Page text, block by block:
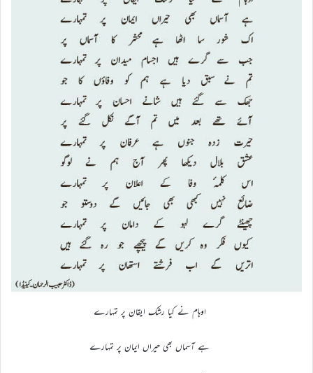
اوہام نے کیا رشک ایقان پر تمہارے
ہے آسماں بھی حیراں ایمان پر تمہارے